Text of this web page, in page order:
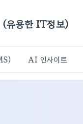
(유용한 IT정보)
AI 인사이트